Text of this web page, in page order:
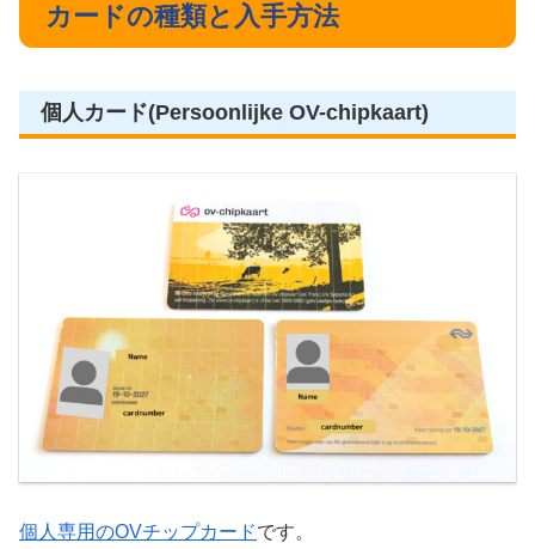
カードの種類と入手方法
個人カード(Persoonlijke OV-chipkaart)
個人専用のOVチップカードです。